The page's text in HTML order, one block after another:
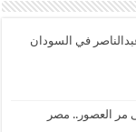
في السودان
مر العصور.. مصر